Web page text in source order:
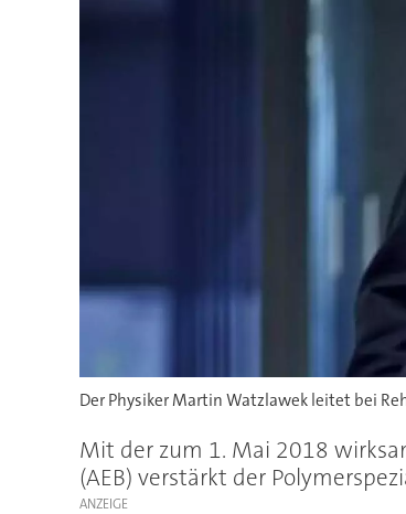
Der Physiker Martin Watzlawek leitet bei
Mit der zum 1. Mai 2018
(AEB) verstärkt der
ANZEIGE